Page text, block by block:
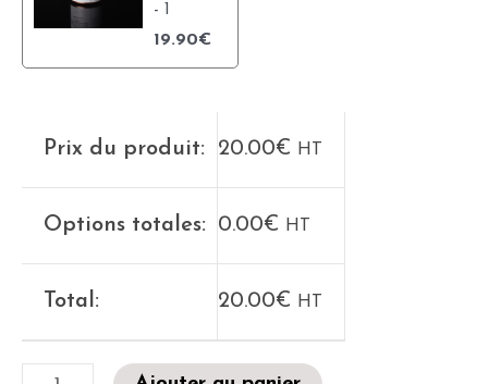
- 1
19.90€
Prix du produit: 20.00€ HT
Options totales: 0.00€ HT
Total: 20.00€ HT